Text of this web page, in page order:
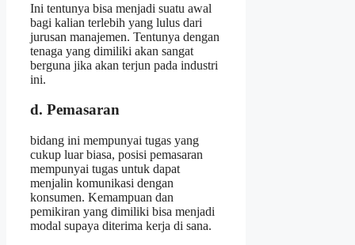
Ini tentunya bisa menjadi suatu awal
bagi kalian terlebih yang lulus dari
jurusan manajemen. Tentunya dengan
tenaga yang dimiliki akan sangat
berguna jika akan terjun pada industri
ini.
d. Pemasaran
bidang ini mempunyai tugas yang
cukup luar biasa, posisi pemasaran
mempunyai tugas untuk dapat
menjalin komunikasi dengan
konsumen. Kemampuan dan
pemikiran yang dimiliki bisa menjadi
modal supaya diterima kerja di sana.